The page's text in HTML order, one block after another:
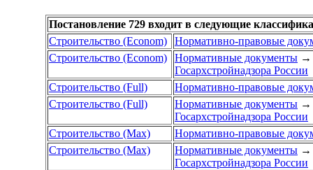
Постановление 729 входит в следующие
Строительство (Econom)
Нормативно-правовые
Строительство (Econom)
Нормативные документы →
Госархстройнадзора России
Строительство (Full)
Нормативно-правовые
Строительство (Full)
Нормативные документы →
Госархстройнадзора России
Строительство (Max)
Нормативно-правовые
Строительство (Max)
Нормативные документы →
Госархстройнадзора России